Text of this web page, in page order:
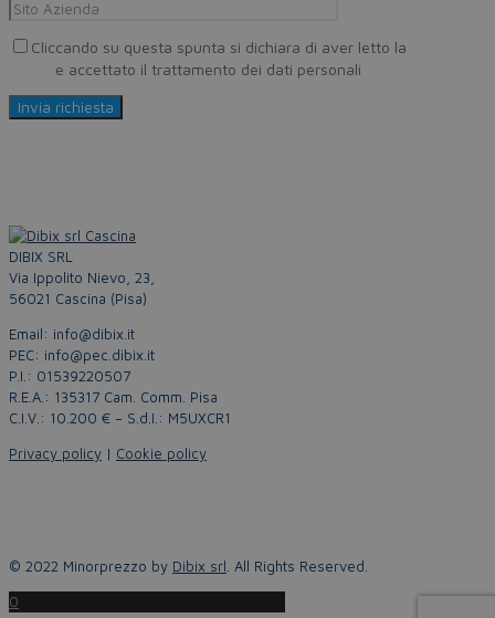
Cliccando su questa spunta si dichiara di aver letto la
e accettato il trattamento dei dati personali
DIBIX SRL
Via Ippolito Nievo, 23,
56021 Cascina (Pisa)
Email: info@dibix.it
PEC: info@pec.dibix.it
P.I.: 01539220507
R.E.A.: 135317 Cam. Comm. Pisa
C.I.V.: 10.200 € – S.d.I.: M5UXCR1
Privacy policy | Cookie policy
© 2022 Minorprezzo by Dibix srl. All Rights Reserved.
0